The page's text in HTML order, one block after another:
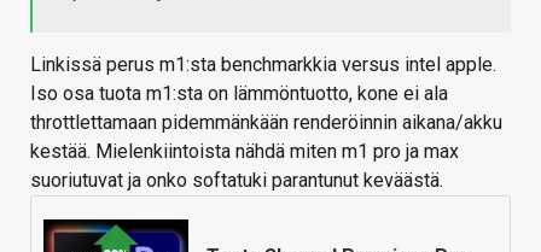
Linkissä perus m1:sta benchmarkkia versus intel apple.
Iso osa tuota m1:sta on lämmöntuotto, kone ei ala
throttlettamaan pidemmänkään renderöinnin aikana/akku
kestää. Mielenkiintoista nähdä miten m1 pro ja max
suoriutuvat ja onko softatuki parantunut keväästä.